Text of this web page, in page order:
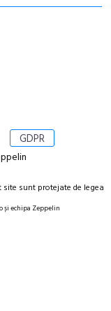
GDPR
sunt protejate de legea
și echipa Zeppelin